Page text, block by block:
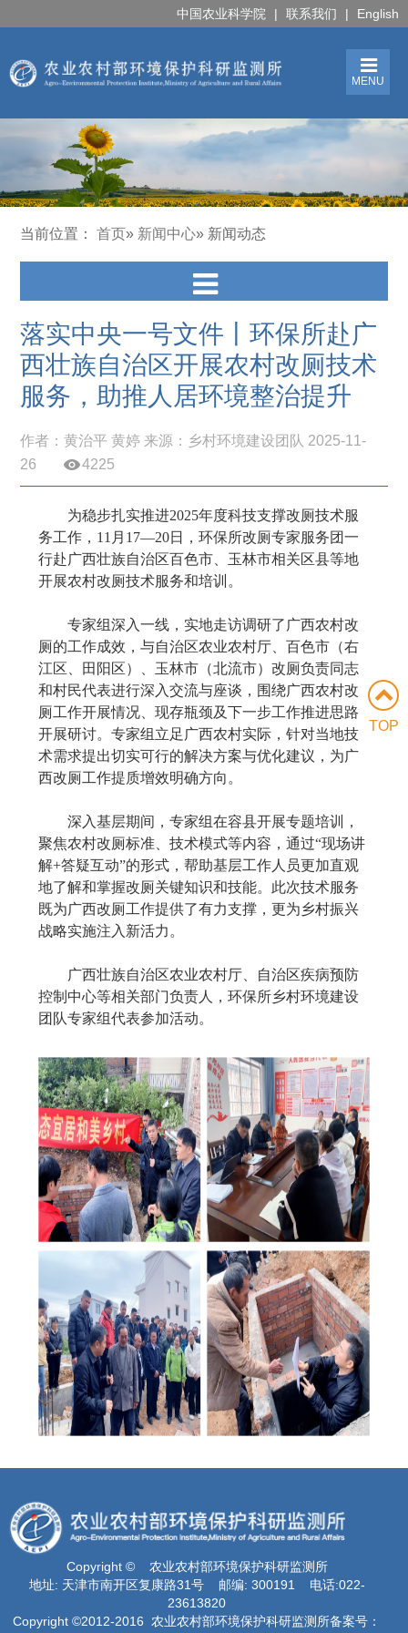
中国农业科学院 | 联系我们 | English
MENU
当前位置：首页» 新闻中心» 新闻动态
落实中央一号文件丨环保所赴广
西壮族自治区开展农村改厕技术
服务，助推人居环境整治提升
作者：黄治平 黄婷 来源：乡村环境建设团队 2025-11-
26
4225
为稳步扎实推进2025年度科技支撑改厕技术服
务工作，11月17—20日，环保所改厕专家服务团一
行赴广西壮族自治区百色市、玉林市相关区县等地
开展农村改厕技术服务和培训。
专家组深入一线，实地走访调研了广西农村改
厕的工作成效，与自治区农业农村厅、百色市（右
江区、田阳区）、玉林市（北流市）改厕负责同志
和村民代表进行深入交流与座谈，围绕广西农村改
厕工作开展情况、现存瓶颈及下一步工作推进思路
开展研讨。专家组立足广西农村实际，针对当地技
术需求提出切实可行的解决方案与优化建议，为广
西改厕工作提质增效明确方向。
深入基层期间，专家组在容县开展专题培训，
聚焦农村改厕标准、技术模式等内容，通过“现场讲
解+答疑互动”的形式，帮助基层工作人员更加直观
地了解和掌握改厕关键知识和技能。此次技术服务
既为广西改厕工作提供了有力支撑，更为乡村振兴
战略实施注入新活力。
广西壮族自治区农业农村厅、自治区疾病预防
控制中心等相关部门负责人，环保所乡村环境建设
团队专家组代表参加活动。
Copyright © 农业农村部环境保护科研监测所
地址: 天津市南开区复康路31号 邮编: 300191 电话:022-
23613820
Copyright ©2012-2016 农业农村部环境保护科研监测所备案号：
TOP